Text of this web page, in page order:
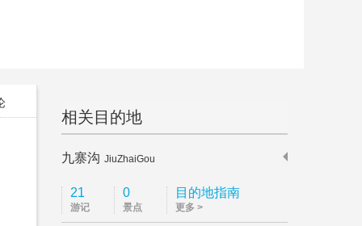
相关目的地
九寨沟 JiuZhaiGou
21
游记
0
景点
目的地指南
更多 >